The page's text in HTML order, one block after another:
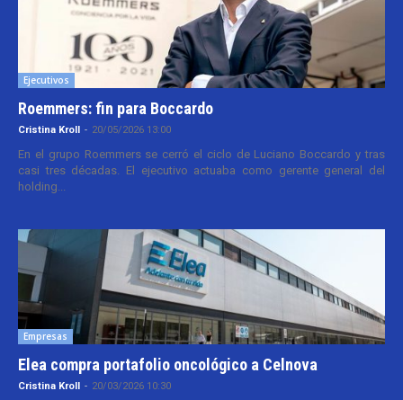
Ejecutivos
Roemmers: fin para Boccardo
Cristina Kroll - 20/05/2026 13:00
En el grupo Roemmers se cerró el ciclo de Luciano Boccardo y tras
casi tres décadas. El ejecutivo actuaba como gerente general del
holding...
Empresas
Elea compra portafolio oncológico a Celnova
Cristina Kroll - 20/03/2026 10:30